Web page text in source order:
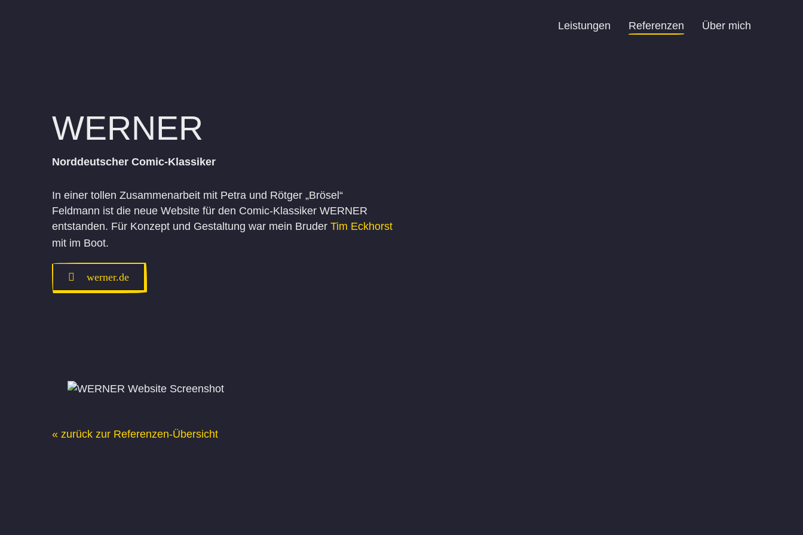
Navigation
Leistungen Referenzen Über mich
WERNER
Norddeutscher Comic-Klassiker
In einer tollen Zusammenarbeit mit Petra und Rötger „Brösel“
Feldmann ist die neue Website für den Comic-Klassiker WERNER
entstanden. Für Konzept und Gestaltung war mein Bruder Tim Eckhorst
mit im Boot.
werner.de
« zurück zur Referenzen-Übersicht